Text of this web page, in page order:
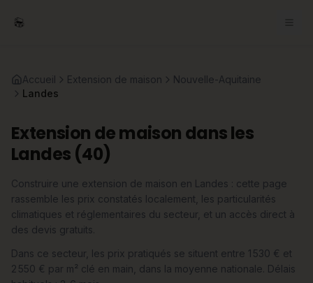
Accueil Extension de maison
Nouvelle-Aquitaine
Landes
Extension de maison dans les
Landes (40)
Construire une extension de maison en Landes : cette page
rassemble les prix constatés localement, les particularités
climatiques et réglementaires du secteur, et un accès direct à
des devis gratuits.
Dans ce secteur, les prix pratiqués se situent entre 1 530 € et
2 550 € par m² clé en main, dans la moyenne nationale. Délais